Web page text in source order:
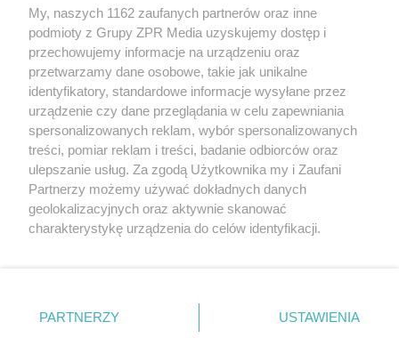
Żaden utwór zamieszczony w serwisie nie może być powielany i
rozpowszechniany lub dalej rozpowszechniany w jakikolwiek sposób (w
tym także elektroniczny lub mechaniczny) na jakimkolwiek polu
eksploatacji w jakiejkolwiek formie, włącznie z umieszczaniem w
Internecie bez pisemnej zgody właściciela praw. Jakiekolwiek użycie lub
wykorzystanie utworów w całości lub w części z naruszeniem prawa,
tzn. bez właściwej zgody, jest zabronione pod groźbą kary i może być
ścigane prawnie.
My, naszych 1162 zaufanych partnerów oraz inne
podmioty z Grupy ZPR Media uzyskujemy dostęp i
przechowujemy informacje na urządzeniu oraz
przetwarzamy dane osobowe, takie jak unikalne
identyfikatory, standardowe informacje wysyłane przez
urządzenie czy dane przeglądania w celu zapewniania
spersonalizowanych reklam, wybór spersonalizowanych
treści, pomiar reklam i treści, badanie odbiorców oraz
ulepszanie usług. Za zgodą Użytkownika my i Zaufani
Partnerzy możemy używać dokładnych danych
geolokalizacyjnych oraz aktywnie skanować
charakterystykę urządzenia do celów identyfikacji.
zmienić/wycofać klikając przycisk ustawień prywatności
znajdujący się w lewym dolnym rogu strony
PARTNERZY USTAWIENIA